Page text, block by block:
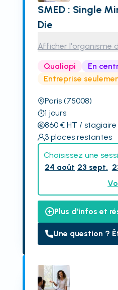
SMED : Single
Die
Afficher l'organisme
Qualiopi En
Entreprise
Paris (75008)
1 jours
860€ HT / stagiaire
3 places restantes
Choisissez une
24 août 23 sept.
Plus d'infos et
Une question ?